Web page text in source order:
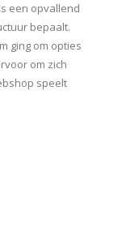
een opvallend
bepaalt.
ging om opties
om zich
speelt